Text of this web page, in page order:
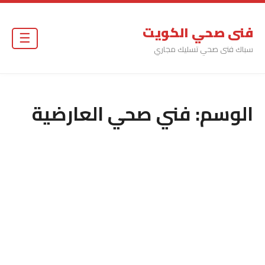
فنى صحي الكويت
سباك فنى صحي تسليك مجاري
الوسم:فني صحي العارضية